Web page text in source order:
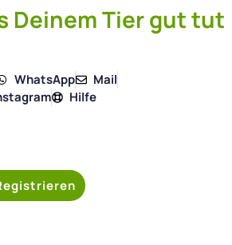
Deinem Tier gut tut
WhatsApp
Mail
Hilfe